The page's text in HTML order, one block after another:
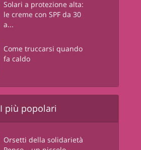
Solari a protezione alta:
le creme con SPF da 30
a...
Come truccarsi quando
fa caldo
I più popolari
Orsetti della solidarietà